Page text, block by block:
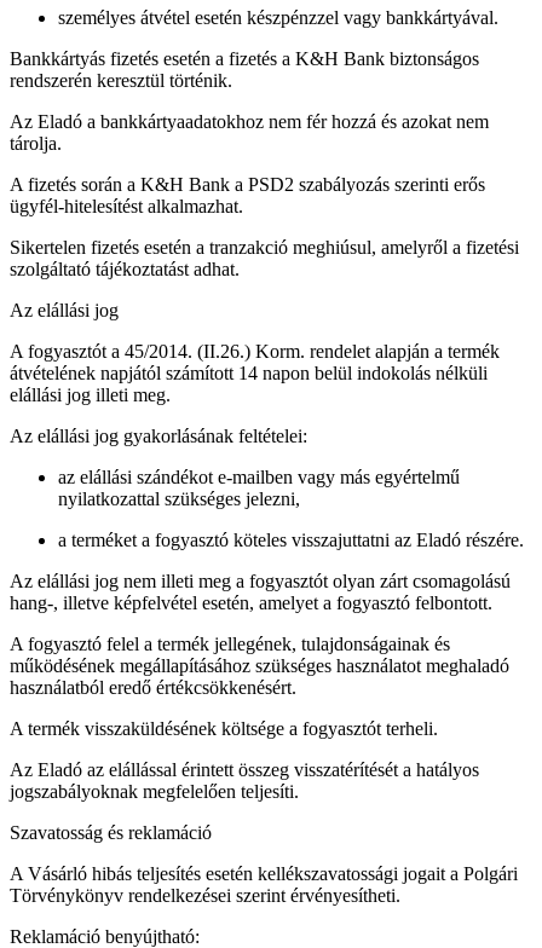
személyes átvétel esetén készpénzzel vagy bankkártyával.
Bankkártyás fizetés esetén a fizetés a K&H Bank biztonságos
rendszerén keresztül történik.
Az Eladó a bankkártyaadatokhoz nem fér hozzá és azokat nem
tárolja.
A fizetés során a K&H Bank a PSD2 szabályozás szerinti erős
ügyfél-hitelesítést alkalmazhat.
Sikertelen fizetés esetén a tranzakció meghiúsul, amelyről a fizetési
szolgáltató tájékoztatást adhat.
Az elállási jog
A fogyasztót a 45/2014. (II.26.) Korm. rendelet alapján a termék
átvételének napjától számított 14 napon belül indokolás nélküli
elállási jog illeti meg.
Az elállási jog gyakorlásának feltételei:
az elállási szándékot e-mailben vagy más egyértelmű
nyilatkozattal szükséges jelezni,
a terméket a fogyasztó köteles visszajuttatni az Eladó részére.
Az elállási jog nem illeti meg a fogyasztót olyan zárt csomagolású
hang-, illetve képfelvétel esetén, amelyet a fogyasztó felbontott.
A fogyasztó felel a termék jellegének, tulajdonságainak és
működésének megállapításához szükséges használatot meghaladó
használatból eredő értékcsökkenésért.
A termék visszaküldésének költsége a fogyasztót terheli.
Az Eladó az elállással érintett összeg visszatérítését a hatályos
jogszabályoknak megfelelően teljesíti.
Szavatosság és reklamáció
A Vásárló hibás teljesítés esetén kellékszavatossági jogait a Polgári
Törvénykönyv rendelkezései szerint érvényesítheti.
Reklamáció benyújtható: